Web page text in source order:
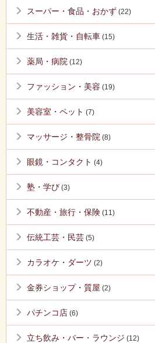
スーパー・食品・おかず (22)
生活・雑貨・自転車 (15)
薬局・病院 (12)
ファッション・美容 (19)
美容室・ペット (7)
マッサージ・整骨院 (8)
眼鏡・コンタクト (4)
塾・学び (3)
不動産・旅行・保険 (11)
伝統工芸・民芸 (5)
カラオケ・ダーツ (2)
金券ショップ・質屋 (2)
パチンコ店 (6)
立ち飲み・バー・ラウンジ (12)